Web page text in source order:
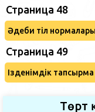
Страница 48
Әдеби тіл
Страница 49
Ізденімдік тапсырма
Төрт